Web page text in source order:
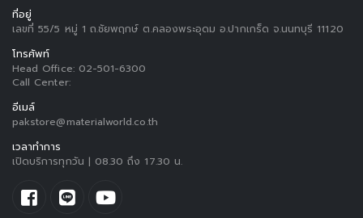
ที่อยู่
เลขที่ 55/5 หมู่ 1 ถ.ชัยพฤกษ์ ต.คลองพระอุดม อ.ปากเกร็ด จ.นนทบุรี 11120
โทรศัพท์
Head Office: 02-501-6300
Call Center:
อีเมล์
pakstore@materialworld.co.th
เวลาทำการ
เปิดบริการทุกวัน | 08.30 ถึง 17.30 น.